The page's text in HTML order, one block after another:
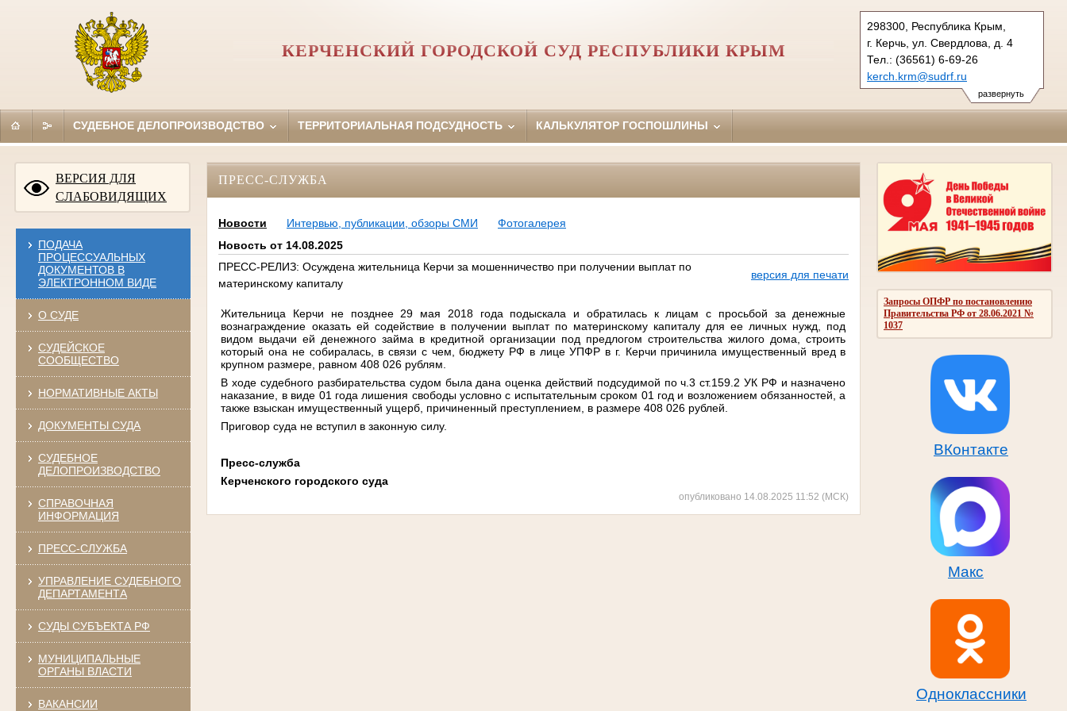
развернуть
298300, Республика Крым,
г. Керчь, ул. Свердлова, д. 4
Тел.: (36561) 6-69-26
kerch.krm@sudrf.ru
КЕРЧЕНСКИЙ ГОРОДСКОЙ СУД РЕСПУБЛИКИ КРЫМ
СУДЕБНОЕ ДЕЛОПРОИЗВОДСТВО ТЕРРИТОРИАЛЬНАЯ ПОДСУДНОСТЬ КАЛЬКУЛЯТОР ГОСПОШЛИНЫ
ВЕРСИЯ ДЛЯ
СЛАБОВИДЯЩИХ
ПОДАЧА
ПРОЦЕССУАЛЬНЫХ
ДОКУМЕНТОВ В
ЭЛЕКТРОННОМ ВИДЕ
О СУДЕ
СУДЕЙСКОЕ
СООБЩЕСТВО
НОРМАТИВНЫЕ АКТЫ
ДОКУМЕНТЫ СУДА
СУДЕБНОЕ
ДЕЛОПРОИЗВОДСТВО
СПРАВОЧНАЯ
ИНФОРМАЦИЯ
ПРЕСС-СЛУЖБА
УПРАВЛЕНИЕ СУДЕБНОГО
ДЕПАРТАМЕНТА
СУДЫ СУБЪЕКТА РФ
МУНИЦИПАЛЬНЫЕ
ОРГАНЫ ВЛАСТИ
ВАКАНСИИ
Запросы ОПФР по постановлению
Правительства РФ от 28.06.2021 №
1037
ВКонтакте
Макс
Одноклассники
ПРЕСС-СЛУЖБА
Новости Интервью, публикации, обзоры СМИ
Фотогалерея
Новость от 14.08.2025
ПРЕСС-РЕЛИЗ: Осуждена жительница Керчи за мошенничество при получении выплат по
материнскому капиталу
версия для печати
Жительница Керчи не позднее 29 мая 2018 года подыскала и обратилась к лицам с просьбой за денежные
вознаграждение оказать ей содействие в получении выплат по материнскому капиталу для ее личных нужд, под
видом выдачи ей денежного займа в кредитной организации под предлогом строительства жилого дома, строить
который она не собиралась, в связи с чем, бюджету РФ в лице УПФР в г. Керчи причинила имущественный вред в
крупном размере, равном 408 026 рублям.
В ходе судебного разбирательства судом была дана оценка действий подсудимой по ч.3 ст.159.2 УК РФ и назначено
наказание, в виде 01 года лишения свободы условно с испытательным сроком 01 год и возложением обязанностей, а
также взыскан имущественный ущерб, причиненный преступлением, в размере 408 026 рублей.
Приговор суда не вступил в законную силу.
Пресс-служба
Керченского городского суда
опубликовано 14.08.2025 11:52 (МСК)